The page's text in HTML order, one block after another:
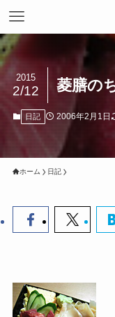
菱膳の
2015
2/12
日記 2006年2月1日
ホーム 日記